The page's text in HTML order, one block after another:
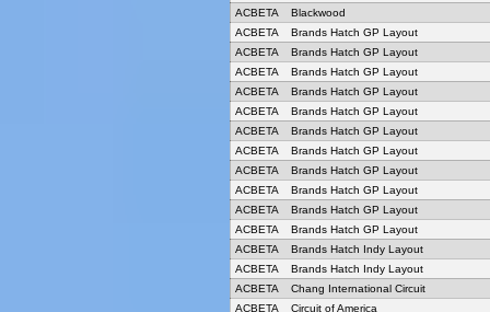
ACBETA
Blackwood
ACBETA
Brands Hatch GP Layout
ACBETA
Brands Hatch GP Layout
ACBETA
Brands Hatch GP Layout
ACBETA
Brands Hatch GP Layout
ACBETA
Brands Hatch GP Layout
ACBETA
Brands Hatch GP Layout
ACBETA
Brands Hatch GP Layout
ACBETA
Brands Hatch GP Layout
ACBETA
Brands Hatch GP Layout
ACBETA
Brands Hatch GP Layout
ACBETA
Brands Hatch GP Layout
ACBETA
Brands Hatch Indy Layout
ACBETA
Brands Hatch Indy Layout
ACBETA
Chang International Circuit
ACBETA
Circuit of America